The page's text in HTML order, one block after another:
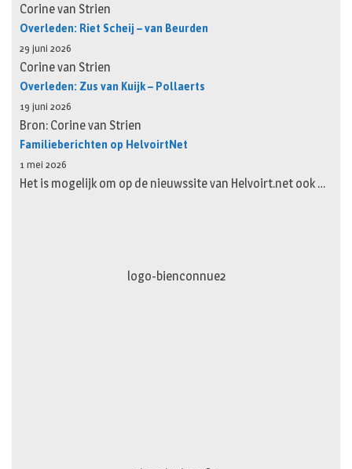
Corine van Strien
Overleden: Riet Scheij – van Beurden
29 juni 2026
Corine van Strien
Overleden: Zus van Kuijk – Pollaerts
19 juni 2026
Bron: Corine van Strien
Familieberichten op HelvoirtNet
1 mei 2026
Het is mogelijk om op de nieuwssite van Helvoirt.net ook …
logo-movimiento.fw